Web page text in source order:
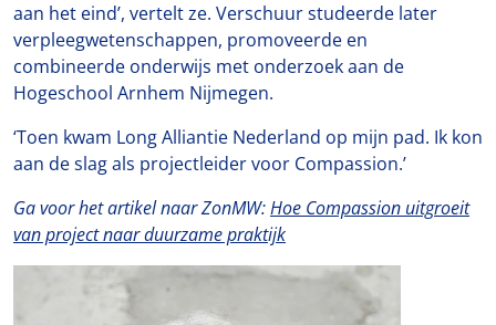
aan het eind’, vertelt ze. Verschuur studeerde later
verpleegwetenschappen, promoveerde en
combineerde onderwijs met onderzoek aan de
Hogeschool Arnhem Nijmegen.
‘Toen kwam Long Alliantie Nederland op mijn pad. Ik kon
aan de slag als projectleider voor Compassion.’
Ga voor het artikel naar ZonMW:Hoe Compassion uitgroeit
van project naar duurzame praktijk